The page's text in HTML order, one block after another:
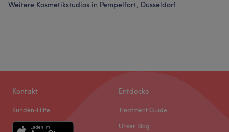
Weitere Kosmetikstudios in Pempelfort, Düsseldorf
Kontakt
Kunden-Hilfe
Entdecke
Treatment Guide
Unser Blog